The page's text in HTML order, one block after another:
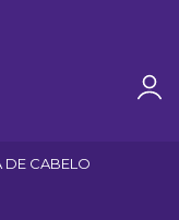
DE CABELO